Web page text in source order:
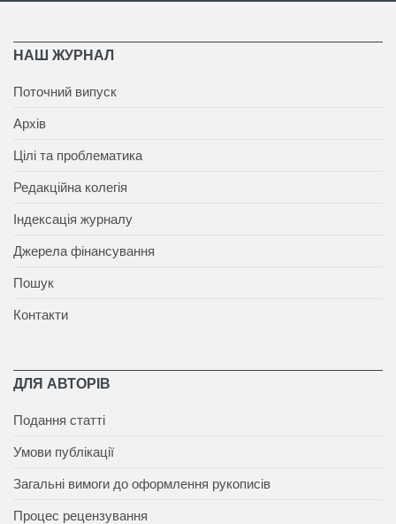
НАШ ЖУРНАЛ
Поточний випуск
Архів
Цілі та проблематика
Редакційна колегія
Індексація журналу
Джерела фінансування
Пошук
Контакти
ДЛЯ АВТОРІВ
Подання статті
Умови публікації
Загальні вимоги до оформлення рукописів
Процес рецензування